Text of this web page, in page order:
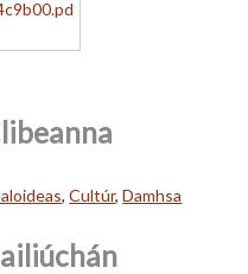
,Cultúr,Damhsa